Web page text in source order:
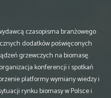
czasopisma branżowego
dodatków poświęconych
grzewczych na biomasę.
konferencji i spotkań
platformy wymiany wiedzy i
rynku biomasy w Polsce i